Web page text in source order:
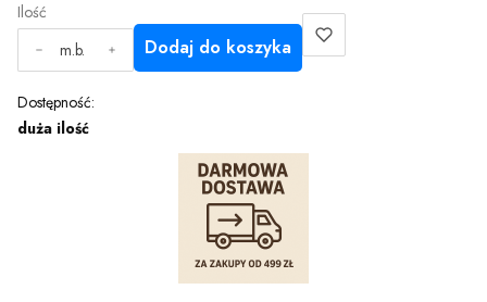
Ilość
m.b.
Dodaj do koszyka
Dostępność:
duża ilość